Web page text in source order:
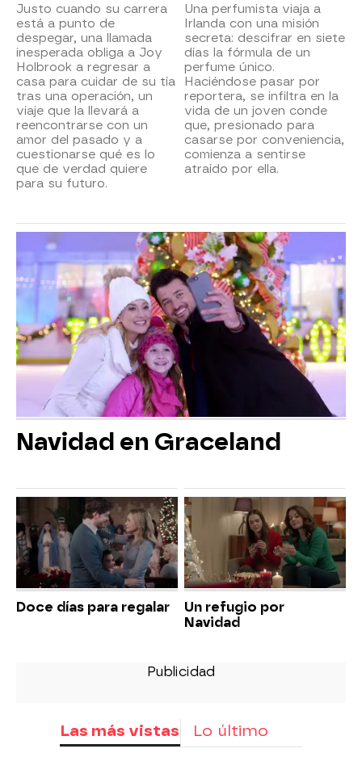
Justo cuando su carrera
está a punto de
despegar, una llamada
inesperada obliga a Joy
Holbrook a regresar a
casa para cuidar de su tía
tras una operación, un
viaje que la llevará a
reencontrarse con un
amor del pasado y a
cuestionarse qué es lo
que de verdad quiere
para su futuro.
Una perfumista viaja a
Irlanda con una misión
secreta: descifrar en siete
días la fórmula de un
perfume único.
Haciéndose pasar por
reportera, se infiltra en la
vida de un joven conde
que, presionado para
casarse por conveniencia,
comienza a sentirse
atraído por ella.
Navidad en Graceland
Doce días para regalar
Un refugio por
Navidad
Las más vistas Lo último